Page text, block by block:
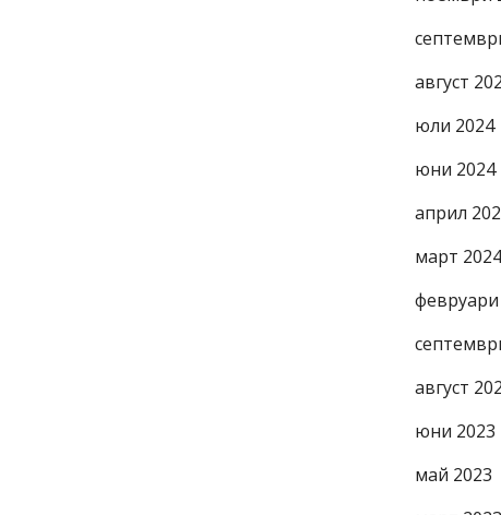
август
юли 2024
юни 2024
април
март 2024
август
юни 2023
май 2023